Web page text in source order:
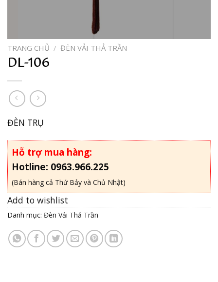
TRANG CHỦ / ĐÈN VẢI THẢ TRẦN
DL-106
ĐÈN TRỤ
Hỗ trợ mua hàng:
Hotline: 0963.966.225
(Bán hàng cả Thứ Bảy và Chủ Nhật)
Add to wishlist
Danh mục: Đèn Vải Thả Trần